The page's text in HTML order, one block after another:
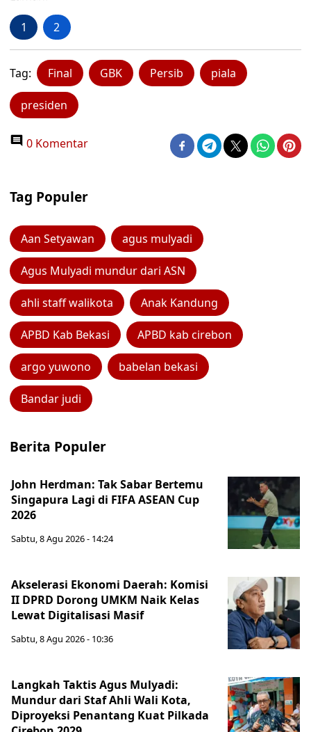
1 2
Tag: Final GBK Persib piala
presiden
0 Komentar
Tag Populer
Aan Setyawan agus mulyadi
Agus Mulyadi mundur dari ASN
ahli staff walikota Anak Kandung
APBD Kab Bekasi APBD kab cirebon
argo yuwono babelan bekasi
Bandar judi
Berita Populer
John Herdman: Tak Sabar Bertemu
Singapura Lagi di FIFA ASEAN Cup
2026
Sabtu, 8 Agu 2026 - 14:24
Akselerasi Ekonomi Daerah: Komisi
II DPRD Dorong UMKM Naik Kelas
Lewat Digitalisasi Masif
Sabtu, 8 Agu 2026 - 10:36
Langkah Taktis Agus Mulyadi:
Mundur dari Staf Ahli Wali Kota,
Diproyeksi Penantang Kuat Pilkada